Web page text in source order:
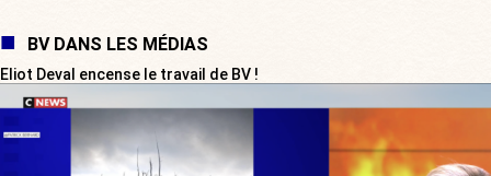
BV DANS LES MÉDIAS
Eliot Deval encense le travail de BV !